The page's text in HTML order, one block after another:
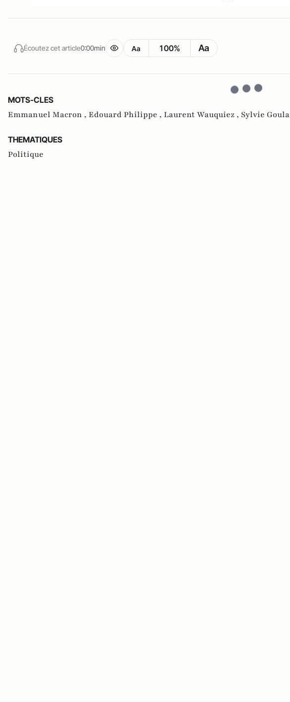
Écoutez cet article0:00min Aa 100% Aa
MOTS-CLES
Emmanuel Macron , Edouard Philippe , Laurent Wauquiez , Sylvie
THEMATIQUES
Politique